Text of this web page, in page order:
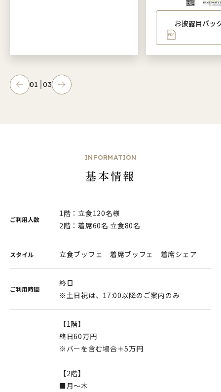
お披露目パッ
01 03
INFORMATION
基本情報
ご利用人数
1階：立食120名様
2階：着席60名 立食80名
スタイル 立食ブッフェ 着席ブッフェ 着席シェア
ご利用時間
終日
※土日祝は、17:00以降のご案内のみ
【1階】
終日60万円
※バーを含む場合＋5万円
【2階】
■月～木